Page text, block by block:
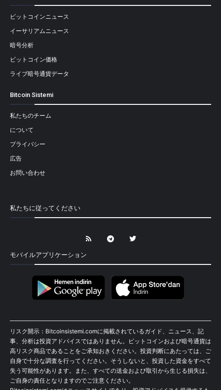
ビットコインニュース
イーサリアムニュース
暗号分析
ビットコイン価格
ライブ暗号通貨データ
Bitcoin Sistemi
私たちのチーム
について
プライバシー
広告
お問い合わせ
私たちに従ってください
モバイルアプリケーション
リスク開示：Bitcoinsistemi.comに掲載されているガイド、ニュース、記
事、分析は投資アドバイスではありません。ビットコインおよび暗号通貨は
高リスク商品であることをご承知おきください。投資判断にあたっては、ご
自身で十分な調査を行ってください。そうしないと、投資した資金をすべて
失う可能性があります。また、すべての送金および取引から生じる損失は、
ご自身の責任となりますのでご注意ください。